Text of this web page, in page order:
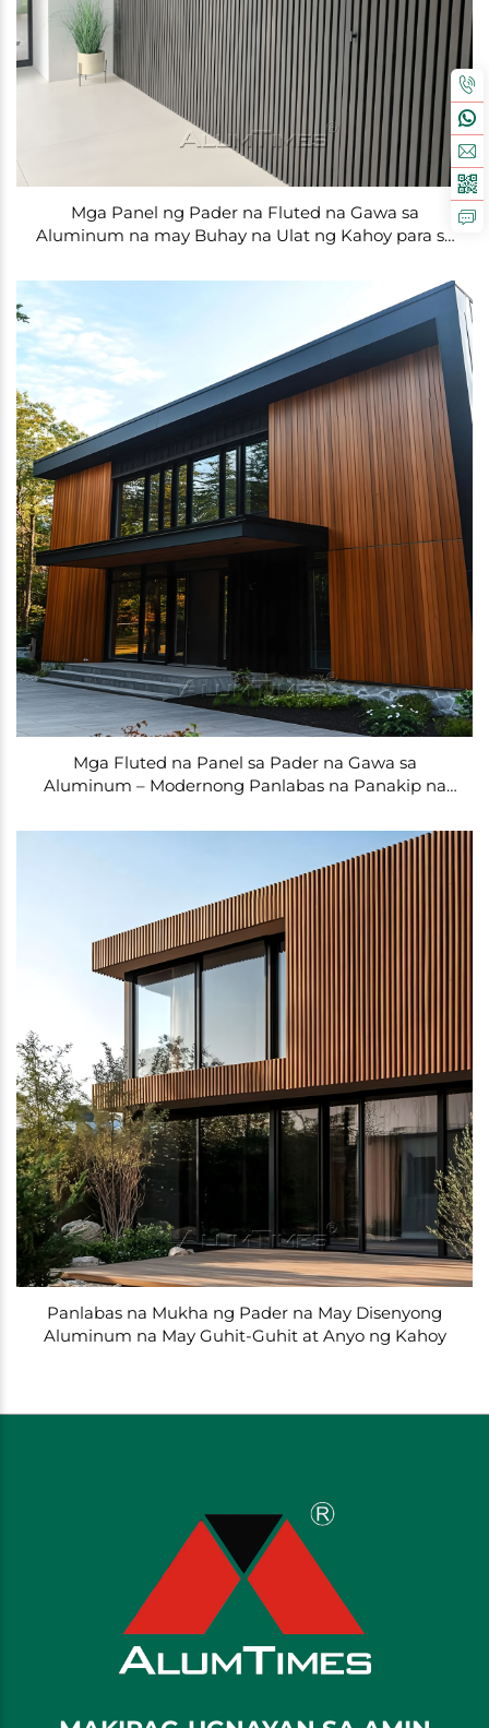
Mga Panel ng Pader na Fluted na Gawa sa
Aluminum na may Buhay na Ulat ng Kahoy para sa
Mga Fluted na Panel sa Pader na Gawa sa
Aluminum – Modernong Panlabas na Panakip na
Panlabas na Mukha ng Pader na May Disenyong
Aluminum na May Guhit-Guhit at Anyo ng Kahoy